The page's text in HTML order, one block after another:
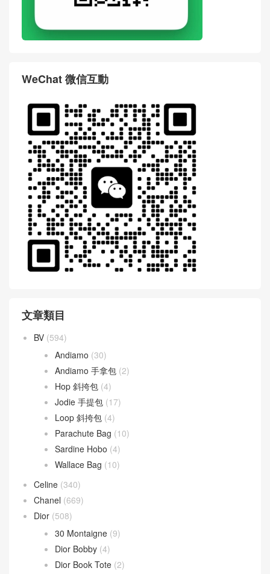
WeChat 微信互動
文章類目
(594)
Andiamo
Andiamo 手拿包
Hop 斜挎包
Jodie 手提包(17)
Loop 斜挎包(4)
Parachute Bag (10)